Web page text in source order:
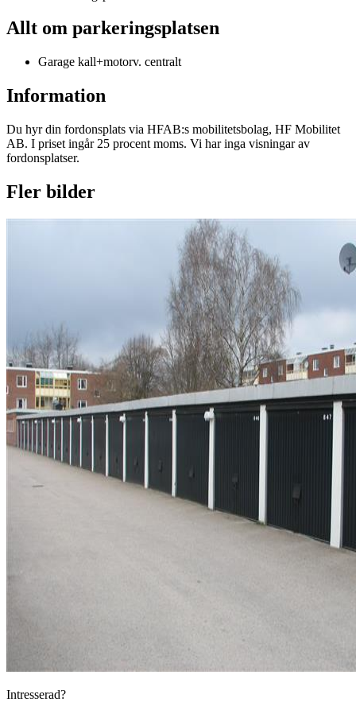
Allt om parkeringsplatsen
Garage kall+motorv. centralt
Information
Du hyr din fordonsplats via HFAB:s mobilitetsbolag, HF Mobilitet
AB. I priset ingår 25 procent moms. Vi har inga visningar av
fordonsplatser.
Fler bilder
Intresserad?